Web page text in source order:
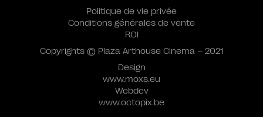
Design
www.moxs.eu
Webdev
www.octopix.be
Politique de vie privée
Conditions générales de vente
ROI
Copyrights © Plaza Arthouse Cinema – 2021